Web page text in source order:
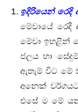
ඉදිරියෙන් රෙදි
මේවායේ
මේවා ඉහළින්
ජලය හා
ඇතැම් විට මේ
අනෙක්‌
එසේ ම මේ